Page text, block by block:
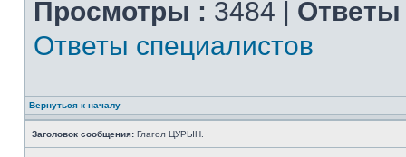
Просмотры : 3484 | Ответы
Ответы специалистов
Вернуться к началу
Заголовок сообщения: Глагол ЦУРЫН.